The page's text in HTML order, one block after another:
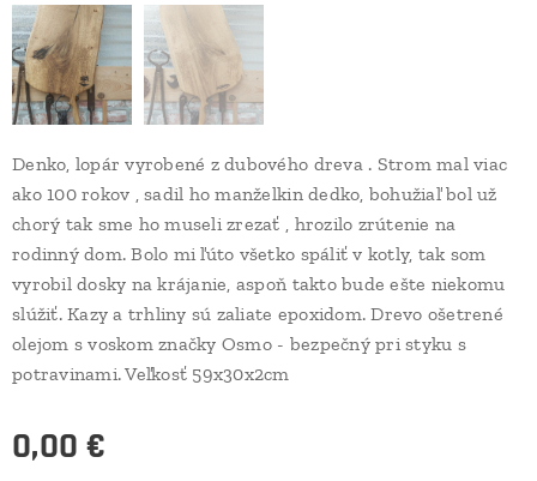
Denko, lopár vyrobené z dubového dreva . Strom mal viac
ako 100 rokov , sadil ho manželkin dedko, bohužiaľ bol už
chorý tak sme ho museli zrezať , hrozilo zrútenie na
rodinný dom. Bolo mi ľúto všetko spáliť v kotly, tak som
vyrobil dosky na krájanie, aspoň takto bude ešte niekomu
slúžiť. Kazy a trhliny sú zaliate epoxidom. Drevo ošetrené
olejom s voskom značky Osmo - bezpečný pri styku s
potravinami. Veľkosť 59x30x2cm
0,00 €